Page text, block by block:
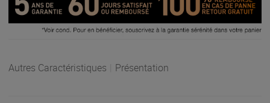
Autres Caractéristiques Présentation